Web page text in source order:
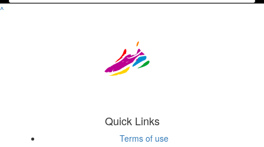
^
Quick Links
Terms of use